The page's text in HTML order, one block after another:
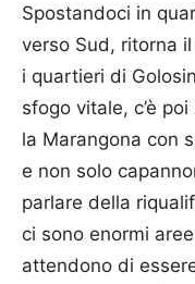
Spostandoci in
verso Sud, ritorna
i quartieri di
sfogo vitale, c’è
la Marangona con
e non solo
parlare della
ci sono enormi
attendono di